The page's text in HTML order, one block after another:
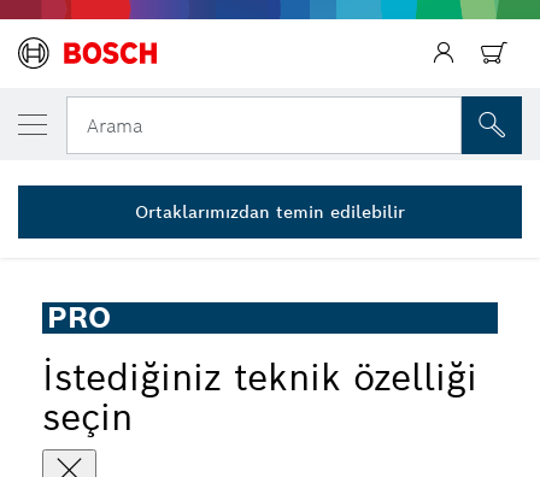
Arama
... PRO Universal Cutting Oil
PRO
İstediğiniz teknik özelliği
seçin
SEÇTIĞINIZ MODEL
PRO Üniversal Kesme Yağı, 250 ml
2 607 009 020
Ortaklarımızdan temin edilebilir